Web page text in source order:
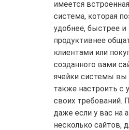
имеется
система, которая
удобнее, быстрее и
продуктивнее
клиентами или
созданного вами
ячейки системы
также настроить с
своих требований.
даже если у вас на
несколько сайтов,